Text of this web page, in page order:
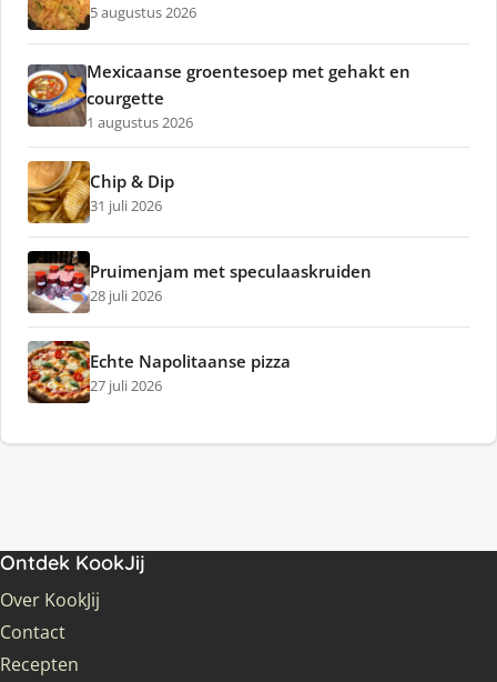
5 augustus 2026
Mexicaanse groentesoep met gehakt en
courgette
1 augustus 2026
Chip & Dip
31 juli 2026
Pruimenjam met speculaaskruiden
28 juli 2026
Echte Napolitaanse pizza
27 juli 2026
Ontdek KookJij
Over KookJij
Contact
Recepten